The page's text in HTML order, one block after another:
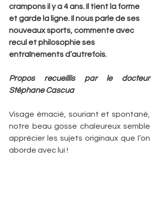
crampons il y a 4 ans. Il tient la forme
et garde la ligne. Il nous parle de ses
nouveaux sports, commente avec
recul et philosophie ses
entraînements d’autrefois.
Propos recueillis par le docteur
Stéphane Cascua
Visage émacié, souriant et spontané,
notre beau gosse chaleureux semble
apprécier les sujets originaux que l’on
aborde avec lui !